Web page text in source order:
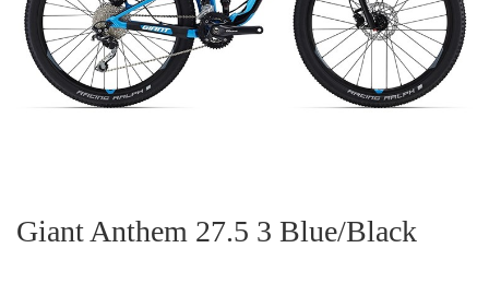
Giant Anthem 27.5 3 Blue/Black